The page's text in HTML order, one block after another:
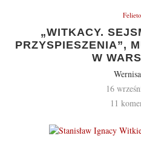
„WITKACY.
PRZYSPIESZENIA”,
W
16
11